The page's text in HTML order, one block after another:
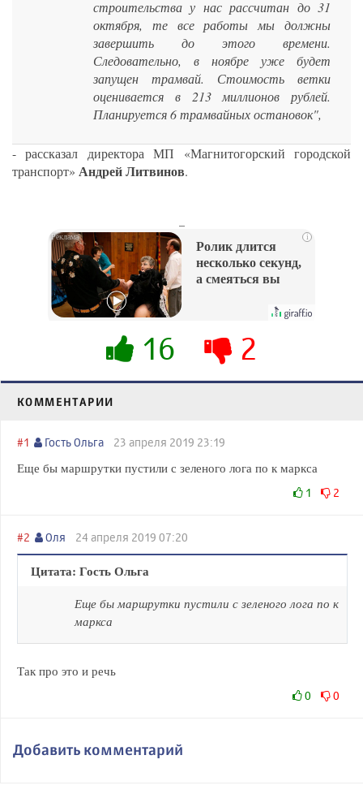
строительства у нас рассчитан до 31
октября, те все работы мы должны
завершить до этого времени.
Следовательно, в ноябре уже будет
запущен трамвай. Стоимость ветки
оценивается в 213 миллионов рублей.
Планируется 6 трамвайных остановок",
- рассказал директора МП «Магнитогорский городской
транспорт» Андрей Литвинов.
i
Ролик длится
несколько секунд,
а смеяться вы
16 2
КОММЕНТАРИИ
#1 Гость Ольга 23 апреля 2019 23:19
Еще бы маршрутки пустили с зеленого лога по к маркса
1 2
#2 Оля 24 апреля 2019 07:20
Цитата: Гость Ольга
Еще бы маршрутки пустили с зеленого лога по к
маркса
Так про это и речь
0 0
Добавить комментарий